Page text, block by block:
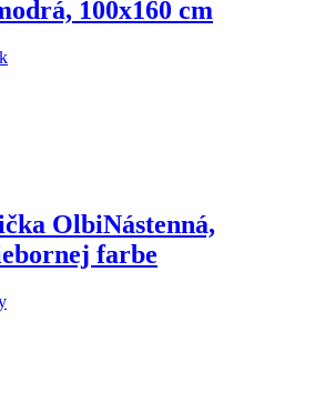
100x160 cm
OlbiNástenná,
farbe